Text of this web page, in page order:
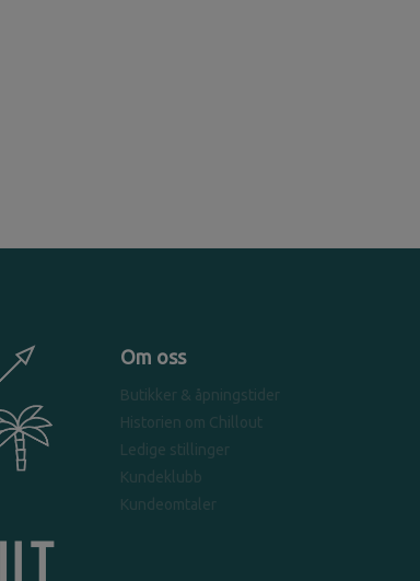
Om oss
Butikker & åpningstider
Historien om Chillout
Ledige stillinger
Kundeklubb
Kundeomtaler